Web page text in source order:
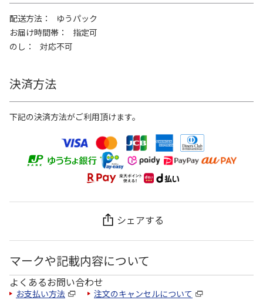
配送方法
ゆうパック
お届け時間帯
指定可
のし
対応不可
決済方法
下記の決済方法がご利用頂けます。
シェアする
マークや記載内容について
よくあるお問い合わせ
お支払い方法 注文のキャンセルについて